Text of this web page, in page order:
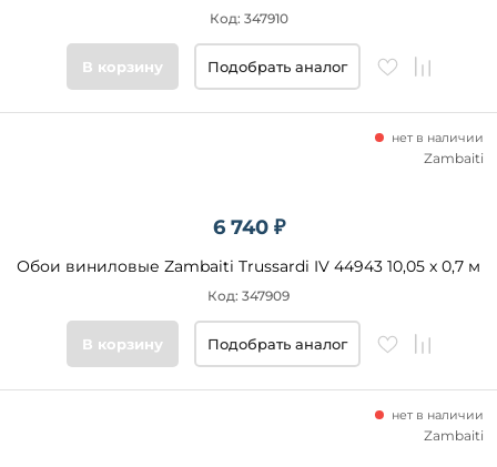
Код: 347910
В корзину Подобрать аналог
6 740 ₽
Обои виниловые Zambaiti Trussardi IV 44943 10,05 x 0,7 м
нет в наличии
Код: 347909
Zambaiti
В корзину Подобрать аналог
нет в наличии
Zambaiti